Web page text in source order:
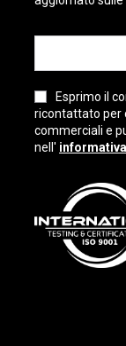
Esprimo il
ricontattato per
commerciali e
nell'